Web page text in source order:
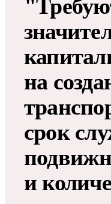
на
срок
и